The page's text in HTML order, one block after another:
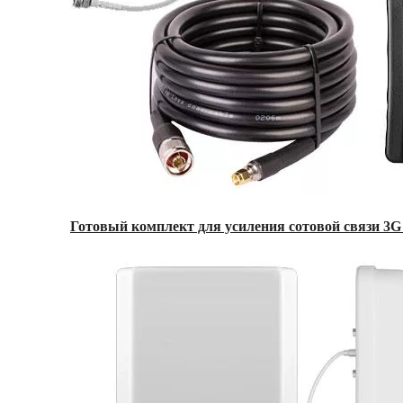
Готовый комплект для усиления сотовой связи